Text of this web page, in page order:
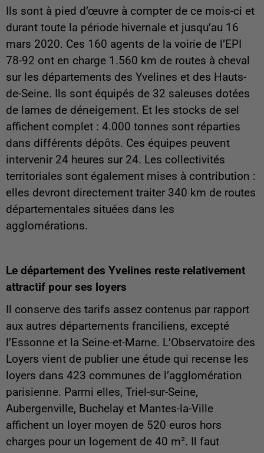
Ils sont à pied d’œuvre à compter de ce mois-ci et
durant toute la période hivernale et jusqu’au 16
mars 2020. Ces 160 agents de la voirie de l’EPI
78-92 ont en charge 1.560 km de routes à cheval
sur les départements des Yvelines et des Hauts-
de-Seine. Ils sont équipés de 32 saleuses dotées
de lames de déneigement. Et les stocks de sel
affichent complet : 4.000 tonnes sont réparties
dans différents dépôts. Ces équipes peuvent
intervenir 24 heures sur 24. Les collectivités
territoriales sont également mises à contribution :
elles devront directement traiter 340 km de routes
départementales situées dans les
agglomérations.
Le département des Yvelines reste relativement
attractif pour ses loyers
Il conserve des tarifs assez contenus par rapport
aux autres départements franciliens, excepté
l’Essonne et la Seine-et-Marne. L’Observatoire des
Loyers vient de publier une étude qui recense les
loyers dans 423 communes de l’agglomération
parisienne. Parmi elles, Triel-sur-Seine,
Aubergenville, Buchelay et Mantes-la-Ville
affichent un loyer moyen de 520 euros hors
charges pour un logement de 40 m². Il faut